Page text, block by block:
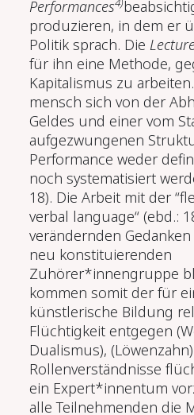
Performances
produzieren, in dem er
Politik sprach. Die
für ihn eine Meth­ode,
Kapitalismus zu
mensch sich von der
Geldes und einer vom
aufgezwungenen
Performance weder
noch sys­tematisiert
18). Die Arbeit mit der
verbal language“ (ebd.:
verändernden
neu konstituierenden
Zuhörer*innengruppe
kommen somit der für
künstlerische Bildung
Flüchtigkeit ent­gegen
Dualismus),
Rollenverständnisse
ein Expert*innentum
alle Teilnehmenden die